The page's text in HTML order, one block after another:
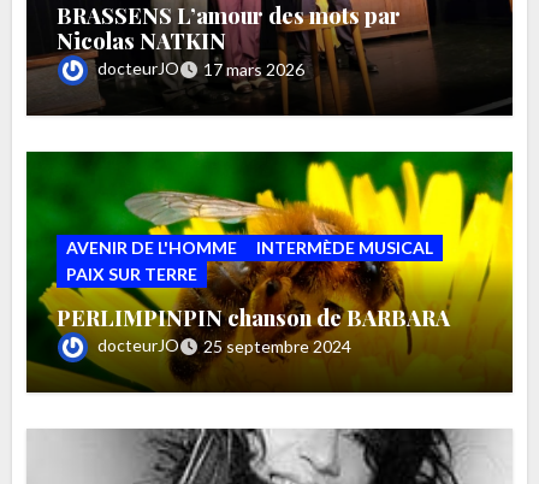
BRASSENS L’amour des mots par
Nicolas NATKIN
docteurJO 17 mars 2026
AVENIR DE L'HOMME
INTERMÈDE MUSICAL
PAIX SUR TERRE
PERLIMPINPIN chanson de BARBARA
docteurJO 25 septembre 2024